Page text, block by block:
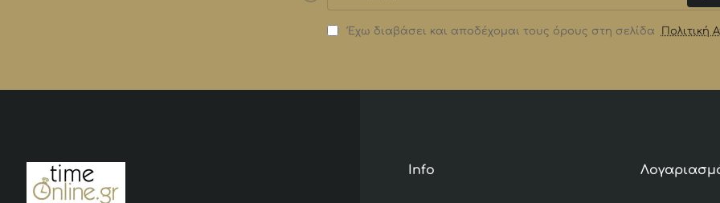
Έχω διαβάσει και αποδέχομαι τους όρους στη σελίδα Πολιτική
Info